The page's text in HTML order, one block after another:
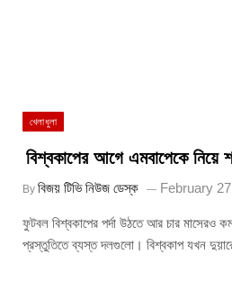
খেলাধুলা
বিশ্বকাপের আগে এমবাপেকে নিয়ে
By বিজয় টিভি নিউজ ডেস্ক February
ফুটবল বিশ্বকাপের পর্দা উঠতে আর চার মাসেরও
প্রস্তুতিতে ব্যস্ত দলগুলো। বিশ্বকাপ যখন